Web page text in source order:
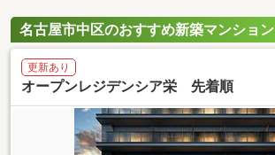
名古屋市中区のおすすめ新築マンション
更新あり
オープンレジデンシア栄 先着順